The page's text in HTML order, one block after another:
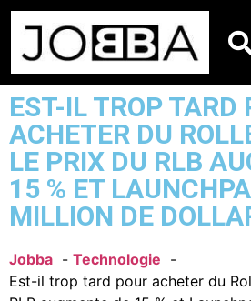
EST-IL TROP TARD
ACHETER DU
LE PRIX DU RLB
15 % ET
MILLION DE
Jobba
Technologie
Est-il trop tard pour acheter du